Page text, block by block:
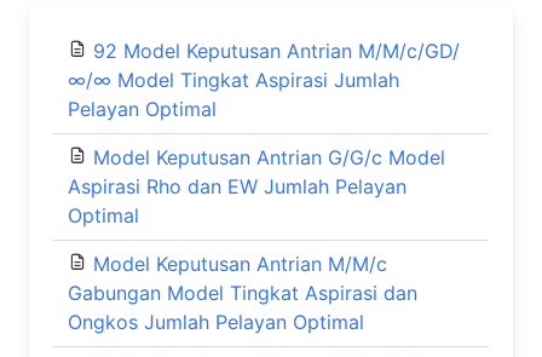
92 Model Keputusan Antrian M/M/c/GD/
∞/∞ Model Tingkat Aspirasi Jumlah
Pelayan Optimal
Model Keputusan Antrian G/G/c Model
Aspirasi Rho dan EW Jumlah Pelayan
Optimal
Model Keputusan Antrian M/M/c
Gabungan Model Tingkat Aspirasi dan
Ongkos Jumlah Pelayan Optimal